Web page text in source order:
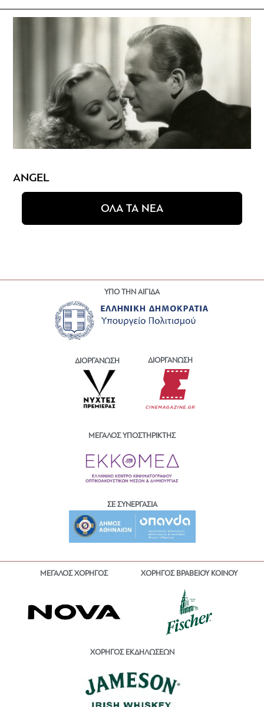
ANGEL
ΟΛΑ ΤΑ ΝΕΑ
ΥΠΟ ΤΗΝ ΑΙΓΙΔΑ
ΔΙΟΡΓΑΝΩΣΗ ΔΙΟΡΓΑΝΩΣΗ
ΜΕΓΑΛΟΣ ΥΠΟΣΤΗΡΙΚΤΗΣ
ΣΕ ΣΥΝΕΡΓΑΣΙΑ
ΜΕΓΑΛΟΣ ΧΟΡΗΓΟΣ ΧΟΡΗΓΟΣ ΒΡΑΒΕΙΟΥ ΚΟΙΝΟΥ
ΧΟΡΗΓΟΣ ΕΚΔΗΛΩΣΕΩΝ